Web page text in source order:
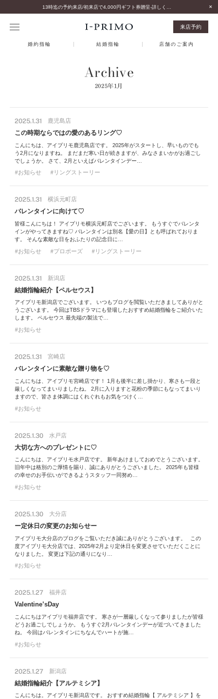
来店予約
婚約指輪 結婚指輪 店舗のご案内
Archive
2025年1月
2025.1.31 鹿児島店
この時期ならではの愛のあるリング♡
こんにちは、アイプリモ鹿児島店です。 2025年がスタートし、早いものでも
う2月になりますね。 まだまだ寒い日が続きますが、みなさまいかがお過ごし
でしょうか。 さて、2月といえばバレンタインデー…
お知らせ リングストーリー
2025.1.31 横浜元町店
バレンタインに向けて♡
皆様こんにちは！ アイプリモ横浜元町店でございます。 もうすぐでバレンタ
インがやってきますね♡ バレンタインは別名【愛の日】とも呼ばれておりま
す。 そんな素敵な日をおふたりの記念日に…
お知らせ プロポーズ リングストーリー
2025.1.31 新潟店
結婚指輪紹介【ペルセウス】
アイプリモ新潟店でございます。 いつもブログを閲覧いただきましてありがと
うございます。 今回はTBSドラマにも登場したおすすめ結婚指輪をご紹介いた
します。 ペルセウス 最先端の製法で…
お知らせ
2025.1.31 宮崎店
バレンタインに素敵な贈り物を♡
こんにちは、アイプリモ宮崎店です！ 1月も後半に差し掛かり、寒さも一段と
厳しくなってまいりましたね。 2月に入りますと花粉の季節にもなってまいり
ますので、皆さま体調にはくれぐれもお気をつけく…
お知らせ
2025.1.30 水戸店
大切な方へのプレゼントに♡
こんにちは、アイプリモ水戸店です。 新年あけましておめでとうございます。
旧年中は格別のご厚情を賜り、誠にありがとうございました。 2025年も皆様
の幸せのお手伝いができるようスタッフ一同努め…
お知らせ
2025.1.30 大分店
ー定休日の変更のお知らせー
アイプリモ大分店のブログをご覧いただき誠にありがとうございます。 この
度アイプリモ大分店では、2025年2月より定休日を変更させていただくことに
なりました。 変更は下記の通りになり…
お知らせ
2025.1.27 福井店
Valentine’sDay
こんにちはアイプリモ福井店です。 寒さが一層厳しくなって参りましたが皆様
どうお過ごしでしょうか。 もうすぐ2月バレンタインデーが近づいてきました
ね。 今回はバレンタインにちなんでハートが施…
お知らせ
2025.1.27 新潟店
結婚指輪紹介【アルテミシア】
こんにちは。アイプリモ新潟店です。 おすすめ結婚指輪【 アルテミシア 】を